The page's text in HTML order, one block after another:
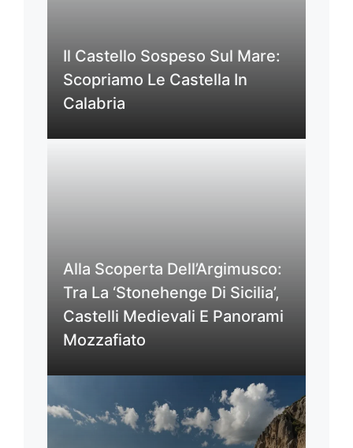
Il Castello Sospeso Sul Mare:
Scopriamo Le Castella In
Calabria
Alla Scoperta Dell’Argimusco:
Tra La ‘Stonehenge Di Sicilia’,
Castelli Medievali E Panorami
Mozzafiato